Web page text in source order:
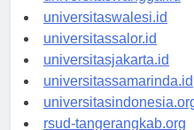
universitaswanggar.id
universitaswalesi.id
universitassalor.id
universitasjakarta.id
universitassamarinda.id
universitasindonesia.org